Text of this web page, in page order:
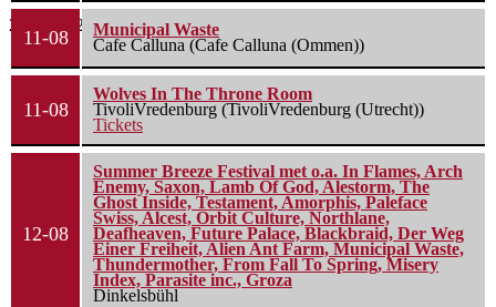
20 juli 2026
11-08
Municipal Waste
Cafe Calluna (Cafe Calluna (Ommen))
11-08
Wolves In The Throne Room
TivoliVredenburg (TivoliVredenburg (Utrecht))
Tickets
12-08
Summer Breeze Festival met o.a. In Flames, Arch
Enemy, Saxon, Lamb Of God, Alestorm, The
Ghost Inside, Testament, Amorphis, Paleface
Swiss, Alcest, Orbit Culture, Northlane,
Deafheaven, Future Palace, Blackbraid, Der Weg
Einer Freiheit, Alien Ant Farm, Municipal Waste,
Thundermother, From Fall To Spring, Misery
Index, Parasite inc., Groza
Dinkelsbühl